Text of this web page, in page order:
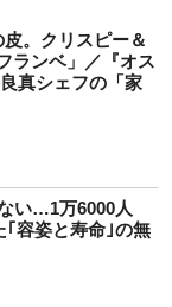
。クリスピー＆
ランベ」／『オス
真シェフの「家
い…1万6000人
｢容姿と寿命｣の無